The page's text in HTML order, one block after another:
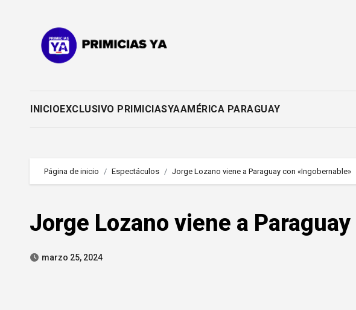
INICIOEXCLUSIVO PRIMICIASYAAMÉRICA PARAGUAY
Página de inicio Espectáculos Jorge Lozano viene a Paraguay con «Ingobernable»
Jorge Lozano viene a
marzo 25, 2024